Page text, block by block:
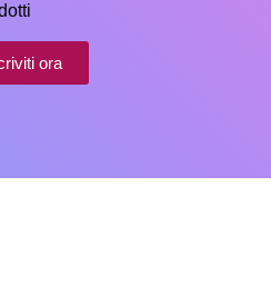
ora